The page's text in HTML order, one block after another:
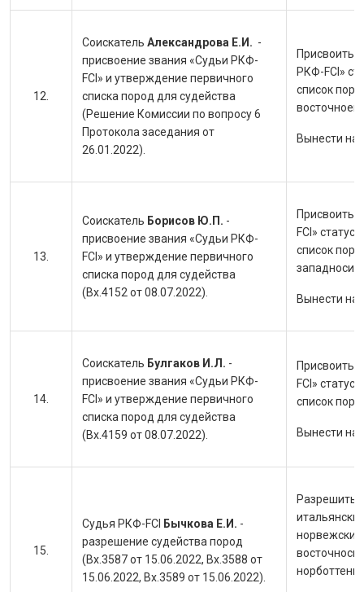
Соискатель Александрова Е.И. -
присвоение звания «Судьи РКФ-
FCI» и утверждение первичного
списка пород для судейства
(Решение Комиссии по вопросу 6
Протокола заседания от
26.01.2022).
Присвоить
РКФ-FCI»
список
Вынести на
Соискатель Борисов Ю.П. -
присвоение звания «Судьи РКФ-
FCI» и утверждение первичного
списка пород для судейства
(Вх.4152 от 08.07.2022).
Присвоить
FCI»
список
Вынести на
Соискатель Булгаков И.Л. -
присвоение звания «Судьи РКФ-
FCI» и утверждение первичного
списка пород для судейства
(Вх.4159 от 08.07.2022).
Присвоить
FCI»
список
Вынести на
Судья РКФ-FCI Бычкова Е.И. -
разрешение судейства пород
(Вх.3587 от 15.06.2022, Вх.3588 от
15.06.2022, Вх.3589 от 15.06.2022).
Разрешить
норвежский